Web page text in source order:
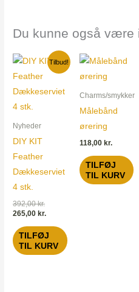
Du kunne også
Tilbud!
Nyheder
DIY KIT
Feather
Dækkeserviet
4 stk.
392,00kr.
Den
oprindelige
var:
392,00 kr..
265,00kr.
Den
aktuelle
265,00 kr..
TILFØJ
TIL KURV
Charms/smykker
Målebånd
ørering
118,00 kr.
TILFØJ
TIL KURV